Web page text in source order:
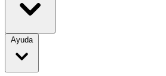
Ayuda